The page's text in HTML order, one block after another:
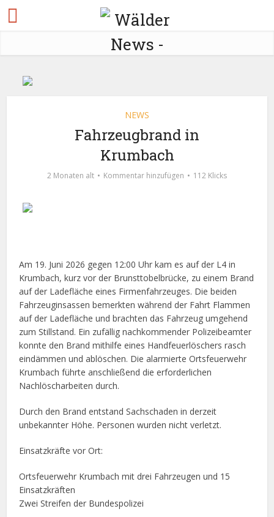
NEWS
Fahrzeugbrand in
Krumbach
2 Monaten alt Kommentar hinzufügen 112 Klicks
Am 19. Juni 2026 gegen 12:00 Uhr kam es auf der L4 in
Krumbach, kurz vor der Brunsttobelbrücke, zu einem Brand
auf der Ladefläche eines Firmenfahrzeuges. Die beiden
Fahrzeuginsassen bemerkten während der Fahrt Flammen
auf der Ladefläche und brachten das Fahrzeug umgehend
zum Stillstand. Ein zufällig nachkommender Polizeibeamter
konnte den Brand mithilfe eines Handfeuerlöschers rasch
eindämmen und ablöschen. Die alarmierte Ortsfeuerwehr
Krumbach führte anschließend die erforderlichen
Nachlöscharbeiten durch.
Durch den Brand entstand Sachschaden in derzeit
unbekannter Höhe. Personen wurden nicht verletzt.
Einsatzkräfte vor Ort:
Ortsfeuerwehr Krumbach mit drei Fahrzeugen und 15
Einsatzkräften
Zwei Streifen der Bundespolizei